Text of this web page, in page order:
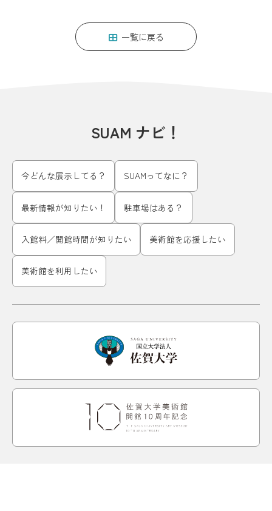
一覧に戻る
SUAM ナビ！
今どんな展示してる？ SUAMってなに？
最新情報が知りたい！ 駐車場はある？
入館料／開館時間が知りたい 美術館を応援したい
美術館を利用したい